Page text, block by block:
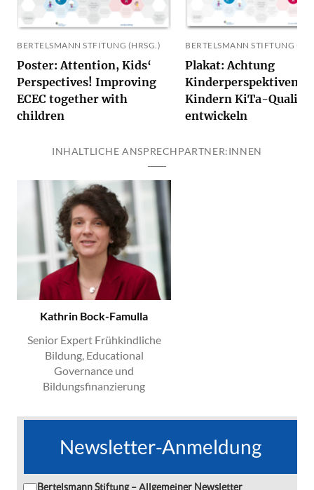
BERTELSMANN STFITUNG (HRSG.)
Poster: Attention, Kids‘
Perspectives! Improving
ECEC together with
children
BERTELSMANN STIFTUNG
Plakat: Achtung
Kinderperspektiven!
Kindern KiTa-Qualität
entwickeln
INHALTLICHE ANSPRECHPARTNER:INNEN
Kathrin Bock-Famulla
Senior Expert Frühkindliche
Bildung, Educational
Governance und
Bildungsfinanzierung
Newsletter-Anmeldung
Bertelsmann Stiftung – Allgemeiner Newsletter